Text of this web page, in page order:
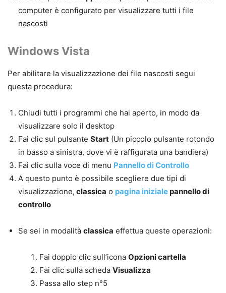
computer è configurato per visualizzare tutti i file
nascosti
Windows Vista
Per abilitare la visualizzazione dei file nascosti segui
questa procedura:
Chiudi tutti i programmi che hai aperto, in modo da
visualizzare solo il desktop
Fai clic sul pulsante Start (Un piccolo pulsante rotondo
in basso a sinistra, dove vi è raffigurata una bandiera)
Fai clic sulla voce di menu Pannello di Controllo
A questo punto è possibile scegliere due tipi di
visualizzazione, classica o pagina inizialepannello di
controllo
Se sei in modalità classica effettua queste operazioni:
Fai doppio clic sull’icona Opzioni cartella
Fai clic sulla scheda Visualizza
Passa allo step n°5